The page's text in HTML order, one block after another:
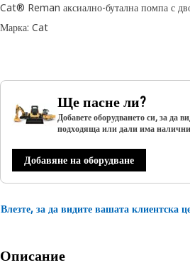
Cat® Reman аксиално-бутална помпа с
Марка: Cat
Ще пасне ли?
Добавете оборудването си, за да
подходяща или дали има
Добавяне на оборудване
Влезте, за да видите вашата клиентска
Описание